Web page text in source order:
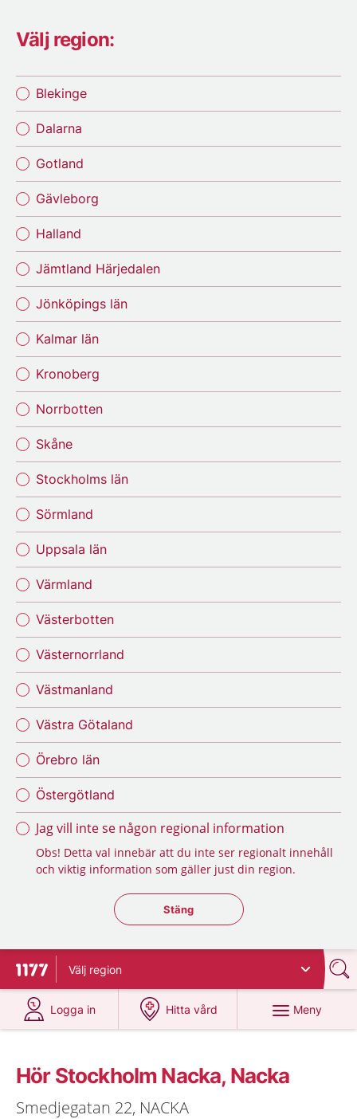
Välj region:
Blekinge
Dalarna
Gotland
Gävleborg
Halland
Jämtland Härjedalen
Jönköpings län
Kalmar län
Kronoberg
Norrbotten
Skåne
Stockholms län
Sörmland
Uppsala län
Värmland
Västerbotten
Västernorrland
Västmanland
Västra Götaland
Örebro län
Östergötland
Jag vill inte se någon regional information
Obs! Detta val innebär att du inte ser regionalt innehåll
och viktig information som gäller just din region.
Stäng regionsväljaren
Stäng
Till startsidan för 1177
Välj region
Logga in
på 1177.se
Hitta vård
på 1177.se
Meny
Hör Stockholm Nacka, Nacka
Smedjegatan 22, NACKA